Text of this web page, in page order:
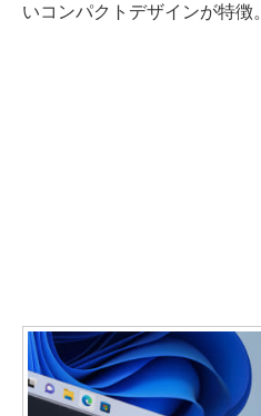
いコンパクトデザインが特徴。